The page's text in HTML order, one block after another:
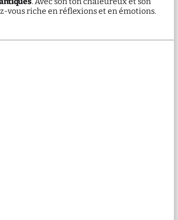
vous riche en réflexions et en émotions.